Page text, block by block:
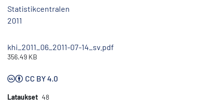
Statistikcentralen
2011
khi_2011_06_2011-07-14_sv.pdf
356.49 KB
CC BY 4.0
Lataukset 48